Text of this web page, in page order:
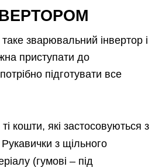
зварювальний інвертор і
приступати до
підготувати все
кошти, які застосовуються з
з щільного
(гумові – під